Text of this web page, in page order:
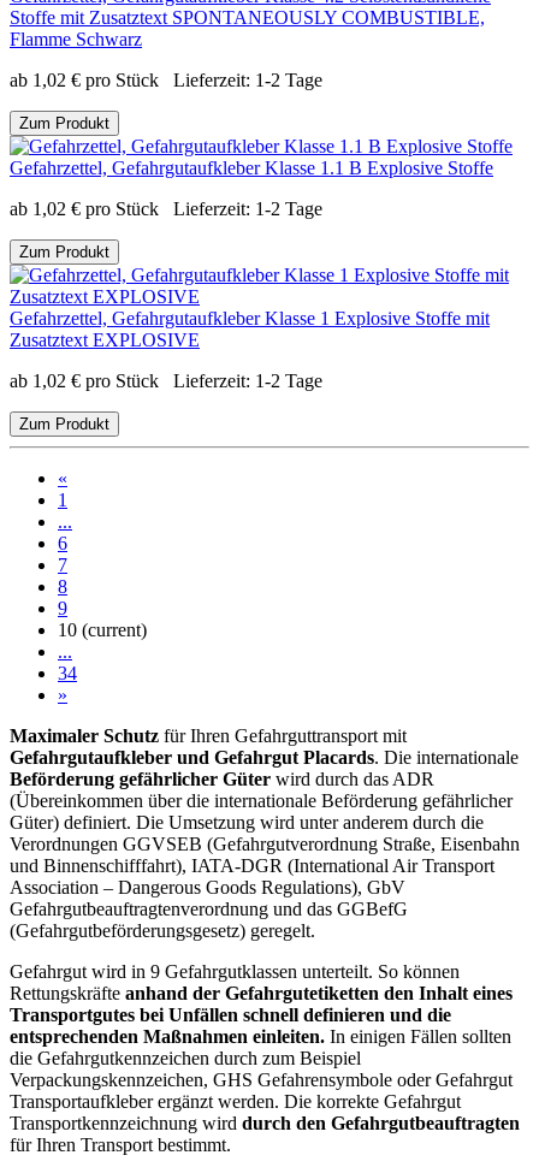
Stoffe mit Zusatztext SPONTANEOUSLY COMBUSTIBLE,
Flamme Schwarz
ab 1,02 € pro Stück Lieferzeit: 1-2 Tage
Zum Produkt
Gefahrzettel, Gefahrgutaufkleber Klasse 1.1 B Explosive Stoffe
ab 1,02 € pro Stück Lieferzeit: 1-2 Tage
Zum Produkt
Gefahrzettel, Gefahrgutaufkleber Klasse 1 Explosive Stoffe mit
Zusatztext EXPLOSIVE
ab 1,02 € pro Stück Lieferzeit: 1-2 Tage
Zum Produkt
«
1
...
6
7
8
9
10 (current)
...
34
»
Maximaler Schutz für Ihren Gefahrguttransport mit
Gefahrgutaufkleber und Gefahrgut Placards. Die internationale
Beförderung gefährlicher Güter wird durch das ADR
(Übereinkommen über die internationale Beförderung gefährlicher
Güter) definiert. Die Umsetzung wird unter anderem durch die
Verordnungen GGVSEB (Gefahrgutverordnung Straße, Eisenbahn
und Binnenschifffahrt), IATA-DGR (International Air Transport
Association – Dangerous Goods Regulations), GbV
Gefahrgutbeauftragtenverordnung und das GGBefG
(Gefahrgutbeförderungsgesetz) geregelt.
Gefahrgut wird in 9 Gefahrgutklassen unterteilt. So können
Rettungskräfte anhand der Gefahrgutetiketten den Inhalt eines
Transportgutes bei Unfällen schnell definieren und die
entsprechenden Maßnahmen einleiten. In einigen Fällen sollten
die Gefahrgutkennzeichen durch zum Beispiel
Verpackungskennzeichen, GHS Gefahrensymbole oder Gefahrgut
Transportaufkleber ergänzt werden. Die korrekte Gefahrgut
Transportkennzeichnung wird durch den Gefahrgutbeauftragten
für Ihren Transport bestimmt.